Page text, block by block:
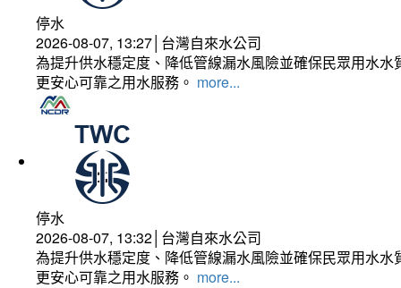
停水
2026-08-07, 13:27│台灣自來水公司
為提升供水穩定度、降低管線漏水風險並確保民眾用水
更安心可靠之用水服務。 more...
停水
2026-08-07, 13:32│台灣自來水公司
為提升供水穩定度、降低管線漏水風險並確保民眾用水
更安心可靠之用水服務。 more...